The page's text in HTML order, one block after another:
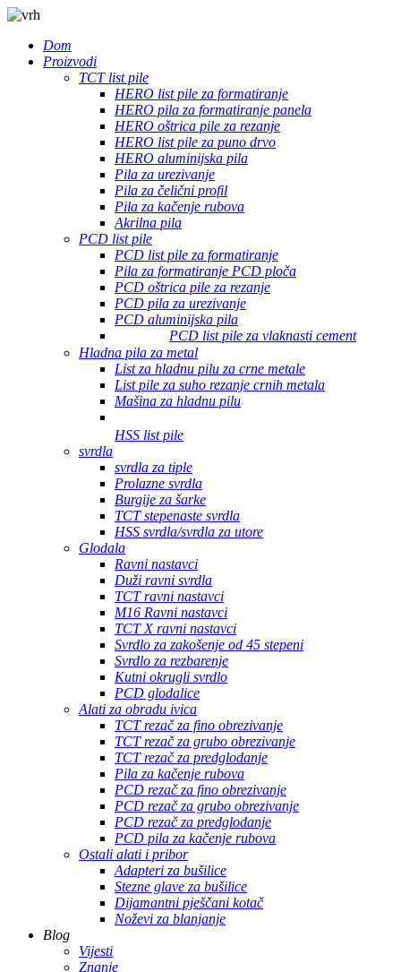
Dom
Proizvodi
TCT list pile
HERO list pile za formatiranje
HERO pila za formatiranje panela
HERO oštrica pile za rezanje
HERO list pile za puno drvo
HERO aluminijska pila
Pila za urezivanje
Pila za čelični profil
Pila za kačenje rubova
Akrilna pila
PCD list pile
PCD list pile za formatiranje
Pila za formatiranje PCD ploča
PCD oštrica pile za rezanje
PCD pila za urezivanje
PCD aluminijska pila
PCD list pile za vlaknasti cement
Hladna pila za metal
List za hladnu pilu za crne metale
List pile za suho rezanje crnih metala
Mašina za hladnu pilu
HSS list pile
svrdla
svrdla za tiple
Prolazne svrdla
Burgije za šarke
TCT stepenaste svrdla
HSS svrdla/svrdla za utore
Glodala
Ravni nastavci
Duži ravni svrdla
TCT ravni nastavci
M16 Ravni nastavci
TCT X ravni nastavci
Svrdlo za zakošenje od 45 stepeni
Svrdlo za rezbarenje
Kutni okrugli svrdlo
PCD glodalice
Alati za obradu ivica
TCT rezač za fino obrezivanje
TCT rezač za grubo obrezivanje
TCT rezač za predglodanje
Pila za kačenje rubova
PCD rezač za fino obrezivanje
PCD rezač za grubo obrezivanje
PCD rezač za predglodanje
PCD pila za kačenje rubova
Ostali alati i pribor
Adapteri za bušilice
Stezne glave za bušilice
Dijamantni pješčani kotač
Noževi za blanjanje
Blog
Vijesti
Znanje